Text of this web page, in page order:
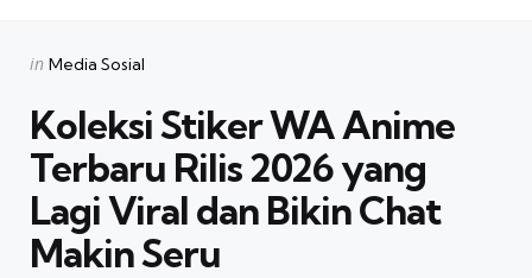
Categories
Posted
in Media Sosial
Koleksi Stiker WA Anime
Terbaru Rilis 2026 yang
Lagi Viral dan Bikin Chat
Makin Seru